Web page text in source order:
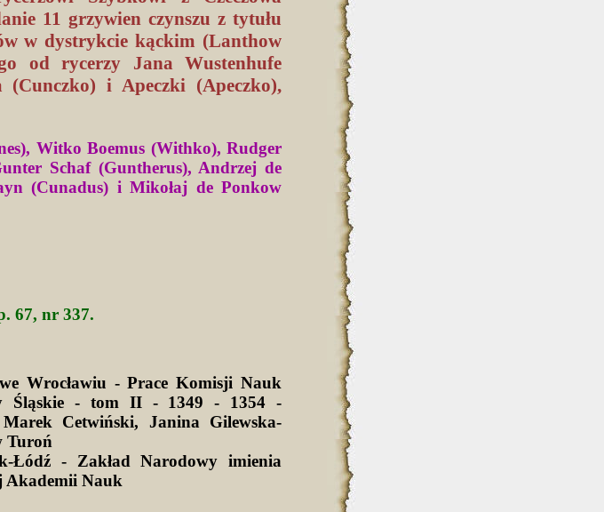
11 grzywien czynszu z tytułu
w dystrykcie kąckim (Lanthow
od rycerzy Jana Wustenhufe
i Apeczki (Apeczko),
Witko Boemus (Withko), Rudger
Schaf (Guntherus), Andrzej de
(Cunadus) i Mikołaj de Ponkow
67, nr 337.
Wrocławiu - Prace Komisji Nauk
Śląskie - tom II - 1349 - 1354 -
Cetwiński, Janina Gilewska-
Turoń
Łódź - Zakład Narodowy imienia
Akademii Nauk